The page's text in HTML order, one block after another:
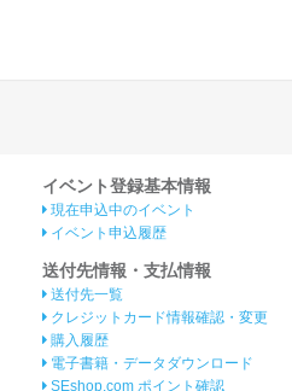
イベント登録基本情報
現在申込中のイベント
イベント申込履歴
送付先情報・支払情報
送付先一覧
クレジットカード情報確認・変更
購入履歴
電子書籍・データダウンロード
SEshop.com ポイント確認